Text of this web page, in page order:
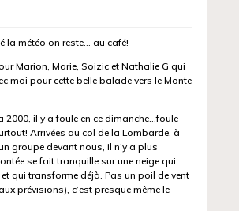
la météo on reste… au café!
Marion, Marie, Soizic et Nathalie G qui
moi pour cette belle balade vers le Monte
2000, il y a foule en ce dimanche…foule
Arrivées au col de la Lombarde, à
groupe devant nous, il n’y a plus
se fait tranquille sur une neige qui
et qui transforme déjà. Pas un poil de vent
prévisions), c’est presque même le